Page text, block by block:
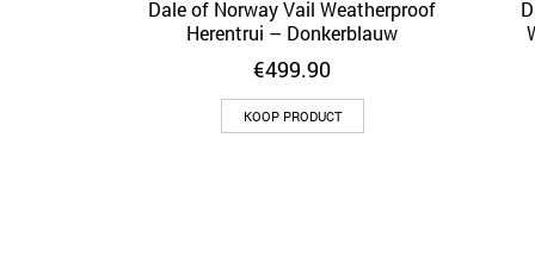
Dale of Norway Vail Weatherproof
Herentrui – Donkerblauw
€499.90
KOOP PRODUCT